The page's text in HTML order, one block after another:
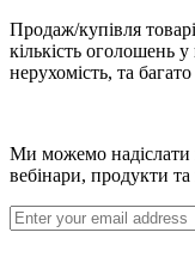
Продаж/купівля
кількість оголошень
нерухомість, та
Ми можемо надіслати
вебінари, продукти